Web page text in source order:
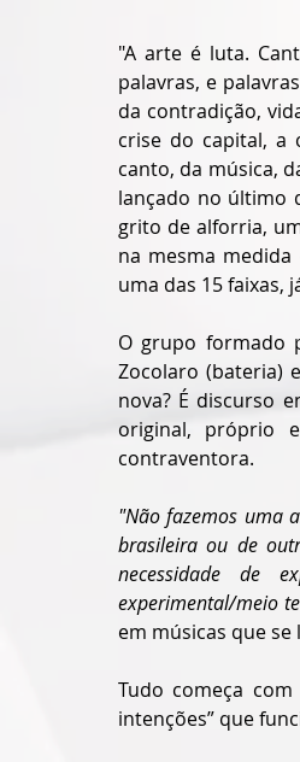
"A arte é luta.
palavras, e
da contradição,
crise do capital, a
canto, da música,
lançado no último
grito de alforria,
na mesma
uma das 15 faixas,
O grupo formado
Zocolaro (bateria)
nova? É discurso
original, próprio
contraventora.
"Não fazemos uma
brasileira ou de
necessidade de
experimental/meio
em músicas que
Tudo começa com
intenções” que